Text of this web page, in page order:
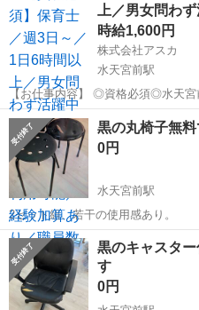
上／男女問わ
時給1,600円
株式会社アスカ
水天宮前駅
【お仕事内容】 ◎資格必須◎水天
遣保育士さん募集中！ ーーーーー
容》 保育士補助業務をお願いしま
介助 ◇おむつ交換、午睡の見...
東京 中央区 水天宮前駅
黒の丸椅子無
0円
水天宮前駅
2セット組、若干の使用感あり。
東京 中央区 水天宮前駅
黒のキャスタ
す
0円